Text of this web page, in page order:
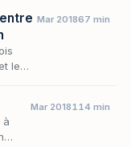
le
Mar 201867 min
à
Mar 2018114 min